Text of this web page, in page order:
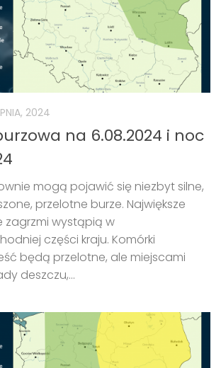
2024
na 6.08.2024 i noc
mogą pojawić się niezbyt silne,
przelotne burze. Największe
zagrzmi wystąpią w
części kraju. Komórki
będą przelotne, ale miejscami
deszczu,...